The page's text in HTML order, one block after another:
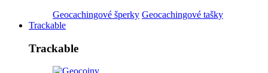
Geocachingové šperky Geocachingové tašky
Trackable
Trackable